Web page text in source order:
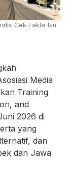
Cek Fakta Isu
Media
Training
and
2026 di
yang
dan
dan Jawa